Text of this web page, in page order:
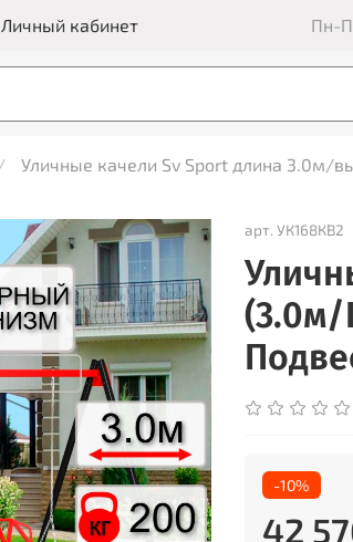
Личный кабинет Пн-
Уличные качели Sv Sport длина 3.0м/
арт. УК168КВ2
(3.0м/
-10%
42